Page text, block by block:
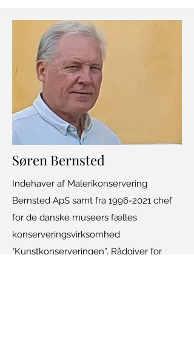
Søren Bernsted
Indehaver af Malerikonservering
Bernsted ApS samt fra 1996-2021 chef
for de danske museers fælles
konserveringsvirksomhed
"Kunstkonserveringen”. Rådgiver for